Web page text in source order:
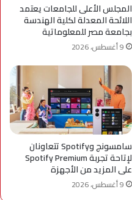
المجلس الأعلى للجامعات يعتمد
اللائحة المعدلة لكلية الهندسة
بجامعة مصر للمعلوماتية
9 أغسطس، 2026
سامسونج وSpotify تتعاونان
لإتاحة تجربة Spotify Premium
على المزيد من الأجهزة
9 أغسطس، 2026